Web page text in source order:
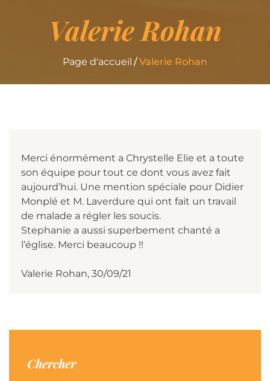
Valerie Rohan
Page d'accueil Valerie Rohan
Merci énormément a Chrystelle Elie et a toute
son équipe pour tout ce dont vous avez fait
aujourd’hui. Une mention spéciale pour Didier
Monplé et M. Laverdure qui ont fait un travail
de malade a régler les soucis.
Stephanie a aussi superbement chanté a
l’église. Merci beaucoup !!
Valerie Rohan, 30/09/21
Chercher